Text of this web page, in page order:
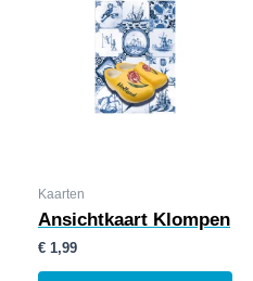
Kaarten
Ansichtkaart Klompen
€ 1,99